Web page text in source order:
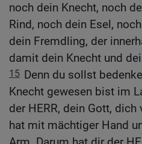
noch dein Knecht, noch
Rind, noch dein Esel,
dein Fremdling, der
damit dein Knecht und
15 Denn du sollst
Knecht gewesen bist im
der HERR, dein Gott,
hat mit mächtiger Hand